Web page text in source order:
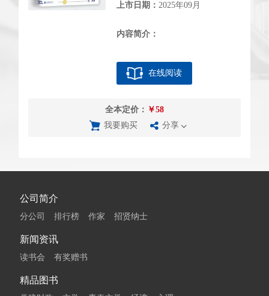
上市日期：2025年09月
内容简介：
在线阅读
全本定价： ￥58
我要购买
分享
公司简介
分公司 排行榜 作家 招贤纳士
新闻资讯
读书会 有奖赠书
精品图书